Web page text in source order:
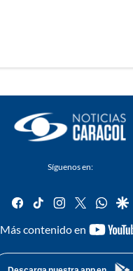
Síguenos en:
facebook
tiktok instagram
twitter
Más contenido en